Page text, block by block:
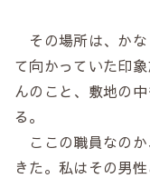
その場所は、かな
て向かっていた印
んのこと、敷地の
る。
ここの職員なのか
きた。私はその男